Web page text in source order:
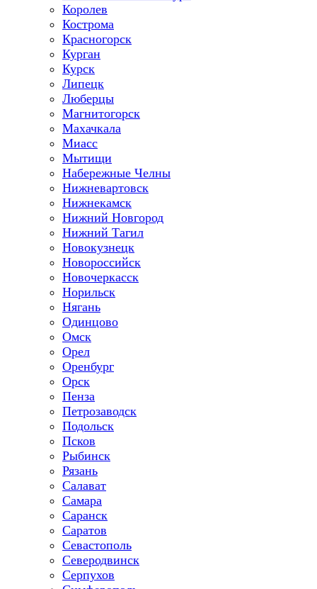
Королев
Кострома
Красногорск
Курган
Курск
Липецк
Люберцы
Магнитогорск
Махачкала
Миасс
Мытищи
Набережные Челны
Нижневартовск
Нижнекамск
Нижний Новгород
Нижний Тагил
Новокузнецк
Новороссийск
Новочеркасск
Норильск
Нягань
Одинцово
Омск
Орел
Оренбург
Орск
Пенза
Петрозаводск
Подольск
Псков
Рыбинск
Рязань
Салават
Самара
Саранск
Саратов
Севастополь
Северодвинск
Серпухов